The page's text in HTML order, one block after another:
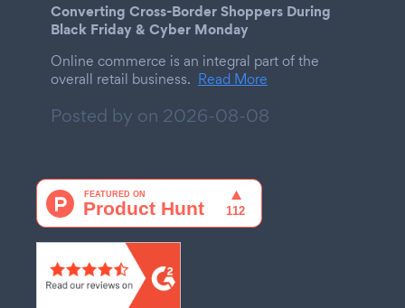
Converting Cross-Border Shoppers During
Black Friday & Cyber Monday
Online commerce is an integral part of the
overall retail business. Read More
Posted by on 2026-08-08